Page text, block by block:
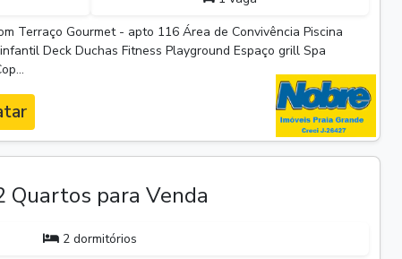
Terraço Gourmet - apto 116 Área de Convivência Piscina
Deck Duchas Fitness Playground Espaço grill Spa
para Venda
2 dormitórios